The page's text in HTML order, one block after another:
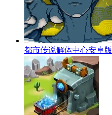
都市传说解体中心安卓版